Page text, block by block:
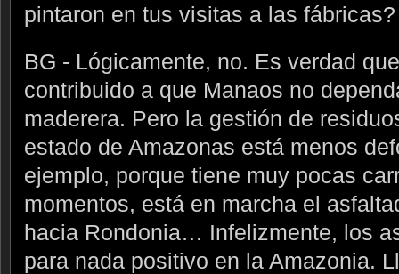
pintaron en tus visitas a las fábricas?
BG - Lógicamente, no. Es verdad
contribuido a que Manaos no
maderera. Pero la gestión de
estado de Amazonas está menos
ejemplo, porque tiene muy pocas
momentos, está en marcha el
hacia Rondonia… Infelizmente, los
para nada positivo en la Amazonia.